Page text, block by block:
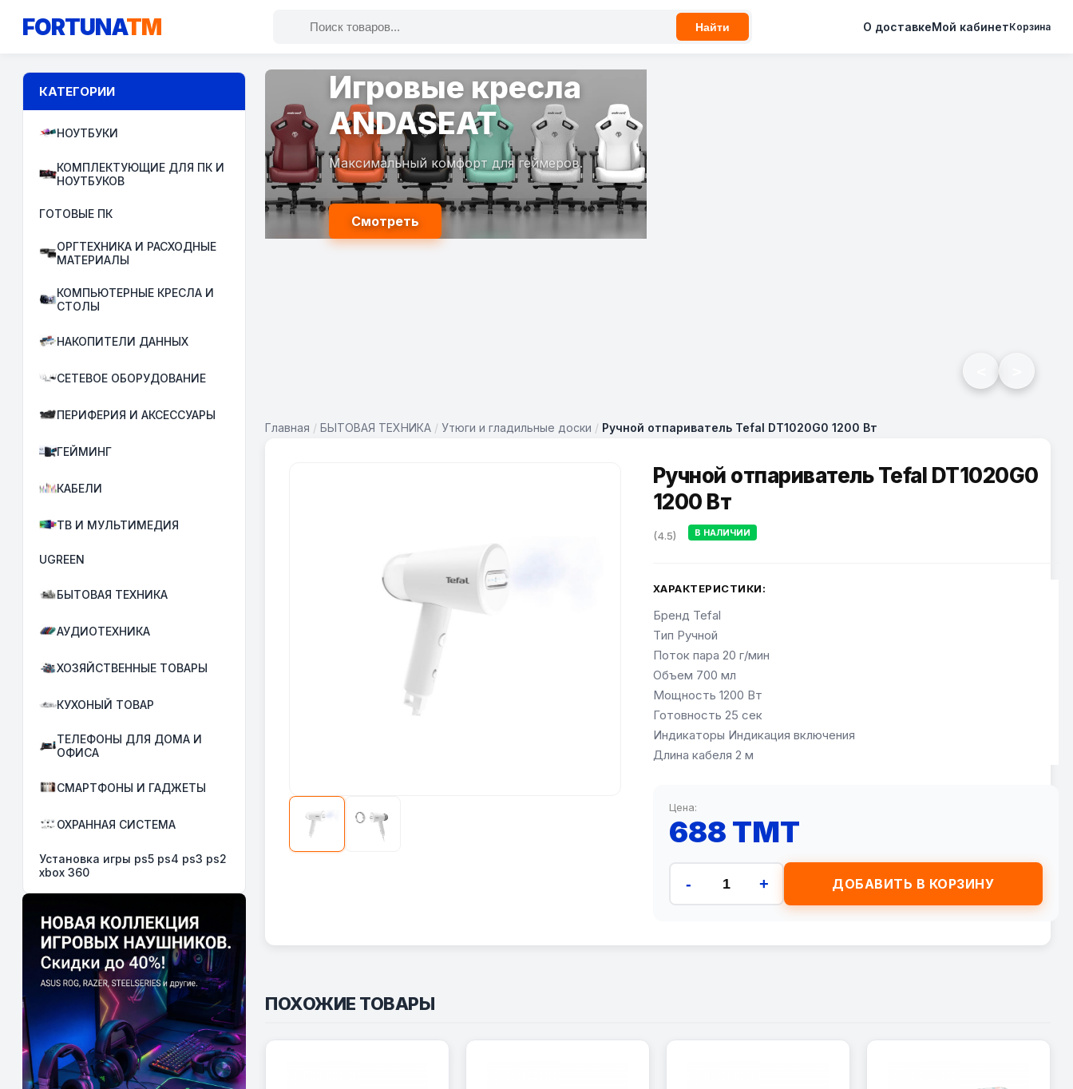
FORTUNATM Найти О доставкеМой кабинетКорзина
КАТЕГОРИИ
НОУТБУКИ
КОМПЛЕКТУЮЩИЕ ДЛЯ ПК И
НОУТБУКОВ
ГОТОВЫЕ ПК
ОРГТЕХНИКА И РАСХОДНЫЕ
МАТЕРИАЛЫ
КОМПЬЮТЕРНЫЕ КРЕСЛА И
СТОЛЫ
НАКОПИТЕЛИ ДАННЫХ
СЕТЕВОЕ ОБОРУДОВАНИЕ
ПЕРИФЕРИЯ И АКСЕССУАРЫ
ГЕЙМИНГ
КАБЕЛИ
ТВ И МУЛЬТИМЕДИЯ
UGREEN
БЫТОВАЯ ТЕХНИКА
АУДИОТЕХНИКА
ХОЗЯЙСТВЕННЫЕ ТОВАРЫ
КУХОНЫЙ ТОВАР
ТЕЛЕФОНЫ ДЛЯ ДОМА И
ОФИСА
СМАРТФОНЫ И ГАДЖЕТЫ
ОХРАННАЯ СИСТЕМА
Установка игры ps5 ps4 ps3 ps2
xbox 360
Игровые кресла
ANDASEAT
Максимальный комфорт для геймеров.
Смотреть
Главная / БЫТОВАЯ ТЕХНИКА / Утюги и гладильные доски / Ручной отпариватель Tefal DT1020G0 1200 Вт
Ручной отпариватель Tefal DT1020G0
1200 Вт
(4.5) В НАЛИЧИИ
ХАРАКТЕРИСТИКИ:
Бренд Tefal
Tип Ручной
Поток пара 20 г/мин
Объем 700 мл
Мощность 1200 Вт
Готовность 25 сек
Индикаторы Индикация включения
Длина кабеля 2 м
Цена:
688 TMT
- + ДОБАВИТЬ В КОРЗИНУ
ПОХОЖИЕ ТОВАРЫ